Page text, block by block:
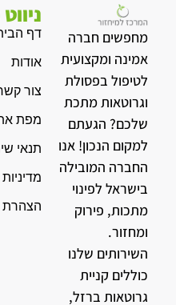
מחפשים חברה
אמינה ומקצועית
לטיפול בפסולת
וגרוטאות מתכת
שלכם? הגעתם
למקום הנכון! אנו
החברה המובילה
בישראל לפינוי
מתכות, פירוק
ומחזור.
השירותים שלנו
כוללים קניית
גרוטאות ברזל,
דף
אודות
צור
מפת
תנאי
הצהרת